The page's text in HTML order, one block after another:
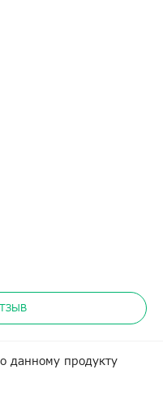
данному продукту